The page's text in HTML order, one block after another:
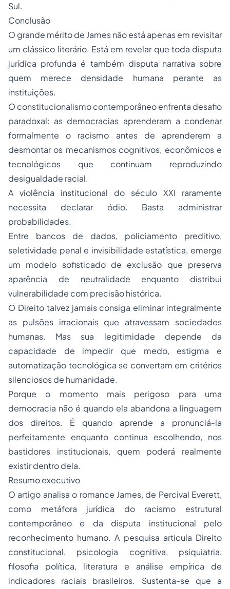
Sul.
Conclusão
O grande mérito de James não está apenas em revisitar
um clássico literário. Está em revelar que toda disputa
jurídica profunda é também disputa narrativa sobre
quem merece densidade humana perante as
instituições.
O constitucionalismo contemporâneo enfrenta desafio
paradoxal: as democracias aprenderam a condenar
formalmente o racismo antes de aprenderem a
desmontar os mecanismos cognitivos, econômicos e
tecnológicos que continuam reproduzindo
desigualdade racial.
A violência institucional do século XXI raramente
necessita declarar ódio. Basta administrar
probabilidades.
Entre bancos de dados, policiamento preditivo,
seletividade penal e invisibilidade estatística, emerge
um modelo sofisticado de exclusão que preserva
aparência de neutralidade enquanto distribui
vulnerabilidade com precisão histórica.
O Direito talvez jamais consiga eliminar integralmente
as pulsões irracionais que atravessam sociedades
humanas. Mas sua legitimidade depende da
capacidade de impedir que medo, estigma e
automatização tecnológica se convertam em critérios
silenciosos de humanidade.
Porque o momento mais perigoso para uma
democracia não é quando ela abandona a linguagem
dos direitos. É quando aprende a pronunciá-la
perfeitamente enquanto continua escolhendo, nos
bastidores institucionais, quem poderá realmente
existir dentro dela.
Resumo executivo
O artigo analisa o romance James, de Percival Everett,
como metáfora jurídica do racismo estrutural
contemporâneo e da disputa institucional pelo
reconhecimento humano. A pesquisa articula Direito
constitucional, psicologia cognitiva, psiquiatria,
filosofia política, literatura e análise empírica de
indicadores raciais brasileiros. Sustenta-se que a